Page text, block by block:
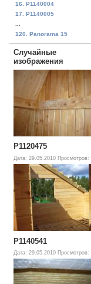
16. P1140004
17. P1140005
...
120. Panorama 15
Случайные
изображения
P1120475
Дата: 29.05.2010 Просмотров:
P1140541
Дата: 29.05.2010 Просмотров: